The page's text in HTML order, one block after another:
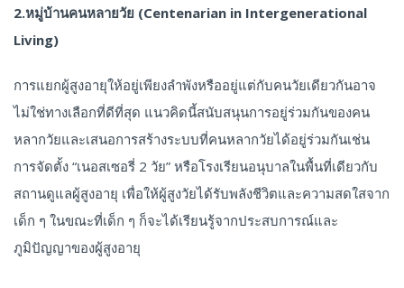
2.หมู่บ้านคนหลายวัย (Centenarian in Intergenerational
Living)
การแยกผู้สูงอายุให้อยู่เพียงลำพังหรืออยู่แต่กับคนวัยเดียวกันอาจ
ไม่ใช่ทางเลือกที่ดีที่สุด แนวคิดนี้สนับสนุนการอยู่ร่วมกันของคน
หลากวัยและเสนอการสร้างระบบที่คนหลากวัยได้อยู่ร่วมกันเช่น
การจัดตั้ง “เนอสเซอรี่ 2 วัย” หรือโรงเรียนอนุบาลในพื้นที่เดียวกับ
สถานดูแลผู้สูงอายุ เพื่อให้ผู้สูงวัยได้รับพลังชีวิตและความสดใสจาก
เด็ก ๆ ในขณะที่เด็ก ๆ ก็จะได้เรียนรู้จากประสบการณ์และ
ภูมิปัญญาของผู้สูงอายุ